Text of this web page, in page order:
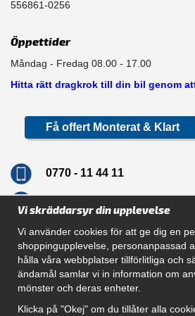
556861-0256
Öppettider
Måndag - Fredag 08.00 - 17.00
Hitta rätt dragkrok till din bil genom
Få offert Monterat & Klart
0770 - 11 44 11
Navigation
Hur beställer jag
Gör Det Själv Paket
Vi skräddarsyr din upplevelse
Vi använder cookies för att ge dig en
shoppingupplevelse, personanpassad
hålla våra webbplatser tillförlitliga och
ändamål samlar vi in information om
mönster och deras enheter.
Klicka på "Okej" om du tillåter alla